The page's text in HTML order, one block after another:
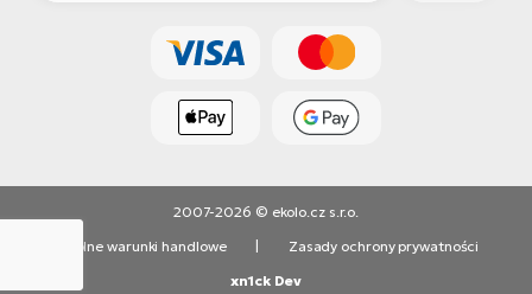
2007-2026 © ekolo.cz s.r.o.
Ogólne warunki handlowe
Zasady ochrony prywatności
xn1ck Dev